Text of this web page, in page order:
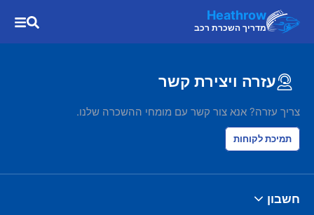
Heathrow
מדריך השכרת רכב
עזרה ויצירת קשר
צריך עזרה? אנא צור קשר עם מומחי ההשכרה שלנו.
תמיכת לקוחות
חשבון